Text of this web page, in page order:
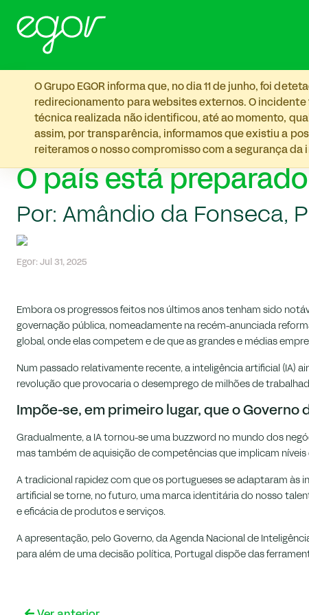
O Grupo EGOR informa que, no dia 11 de junho, foi
redirecionamento para websites externos. O
técnica realizada não identificou, até ao momento,
assim, por transparência, informamos que existiu a
reiteramos o nosso compromisso com a segurança
O país está
Por: Amândio da Fonseca,
Egor: Jul 31, 2025
Embora os progressos feitos nos últimos anos tenham sido
governação pública, nomeadamente na recém-anunciada
global, onde elas competem e de que as grandes e médias
Num passado relativamente recente, a inteligência artificial (IA)
revolução que provocaria o desemprego de milhões de
Impõe-se, em primeiro lugar, que o
Gradualmente, a IA tornou-se uma buzzword no mundo dos
mas também de aquisição de competências que implicam
A tradicional rapidez com que os portugueses se adaptaram às
artificial se torne, no futuro, uma marca identitária do nosso
e eficácia de produtos e serviços.
A apresentação, pelo Governo, da Agenda Nacional de
para além de uma decisão política, Portugal dispõe das